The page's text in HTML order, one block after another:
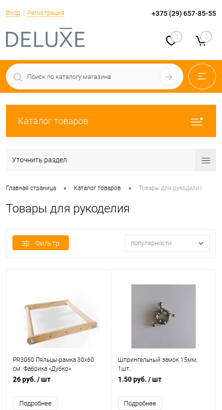
Вход Регистрация +375 (29) 657-85-55
0 0
Каталог товаров
Уточнить раздел
Главная страница • Каталог товаров • Товары для рукоделия
Товары для рукоделия
Фильтр популярности
PR3060 Пяльцы-рамка 30х60
см. Фабрика «Дубко»
26 руб. / шт
Подробнее
Шпрингельный замок 15мм,
1шт.
1.50 руб. / шт
Подробнее